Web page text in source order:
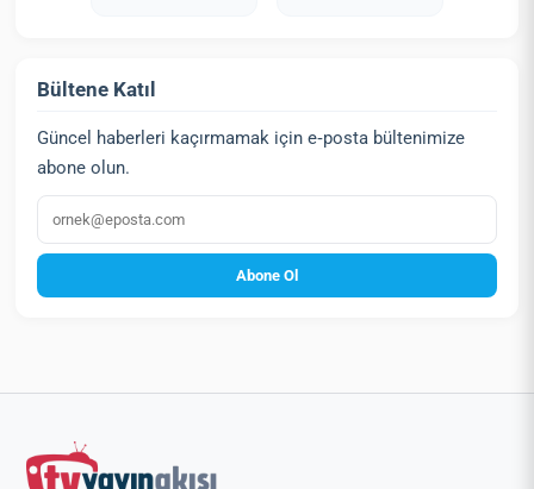
Bültene Katıl
Güncel haberleri kaçırmamak için e‑posta bültenimize
abone olun.
E‑posta
Abone Ol